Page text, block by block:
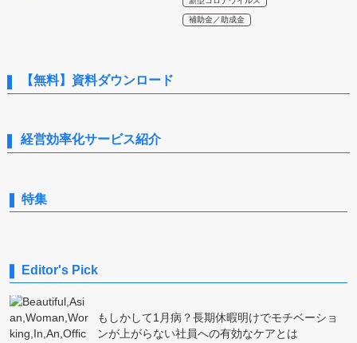
補助金／助成金
【無料】資料ダウンロード
経営効率化サービス紹介
特集
Editor's Pick
もしかして1月病？長期休暇明けでモチベーショ
ンが上がらない社員への有効なケアとは